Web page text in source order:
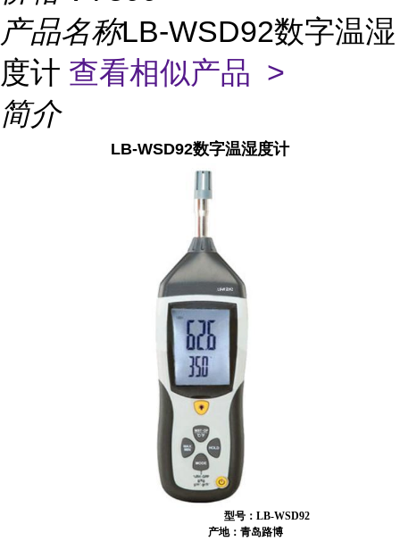
产品名称LB-WSD92数字温湿
度计 查看相似产品 >
简介
LB-WSD92数字温湿度计
型号：LB-WSD92
产地：青岛路博